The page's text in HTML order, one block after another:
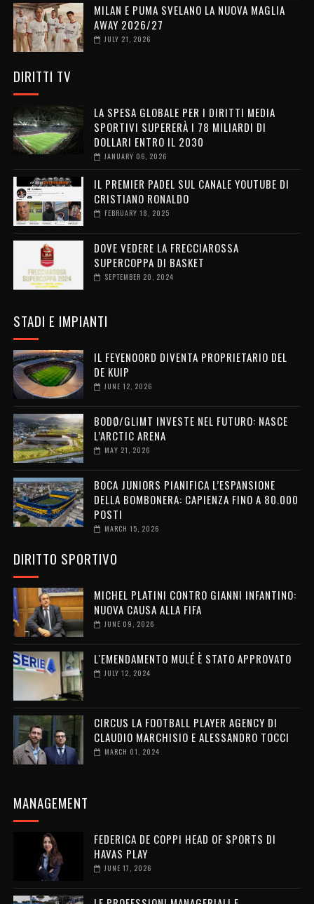
MILAN E PUMA SVELANO LA NUOVA MAGLIA
AWAY 2026/27
JULY 21, 2026
DIRITTI TV
LA SPESA GLOBALE PER I DIRITTI MEDIA
SPORTIVI SUPERERÀ I 78 MILIARDI DI
DOLLARI ENTRO IL 2030
JANUARY 06, 2026
IL PREMIER PADEL SUL CANALE YOUTUBE DI
CRISTIANO RONALDO
FEBRUARY 18, 2025
DOVE VEDERE LA FRECCIAROSSA
SUPERCOPPA DI BASKET
SEPTEMBER 20, 2024
STADI E IMPIANTI
IL FEYENOORD DIVENTA PROPRIETARIO DEL
DE KUIP
JUNE 12, 2026
BODØ/GLIMT INVESTE NEL FUTURO: NASCE
L’ARCTIC ARENA
MAY 21, 2026
BOCA JUNIORS PIANIFICA L’ESPANSIONE
DELLA BOMBONERA: CAPIENZA FINO A 80.000
POSTI
MARCH 15, 2026
DIRITTO SPORTIVO
MICHEL PLATINI CONTRO GIANNI INFANTINO:
NUOVA CAUSA ALLA FIFA
JUNE 09, 2026
L'EMENDAMENTO MULÉ È STATO APPROVATO
JULY 12, 2024
CIRCUS LA FOOTBALL PLAYER AGENCY DI
CLAUDIO MARCHISIO E ALESSANDRO TOCCI
MARCH 01, 2024
MANAGEMENT
FEDERICA DE COPPI HEAD OF SPORTS DI
HAVAS PLAY
JUNE 17, 2026